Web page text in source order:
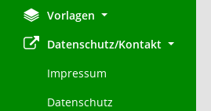
Vorlagen
Datenschutz/Kontakt
Impressum
Datenschutz